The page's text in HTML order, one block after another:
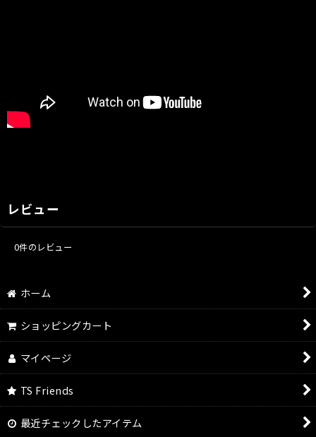
レビュー
0件のレビュー
ホーム
ショッピングカート
マイページ
TS Friends
最近チェックしたアイテム